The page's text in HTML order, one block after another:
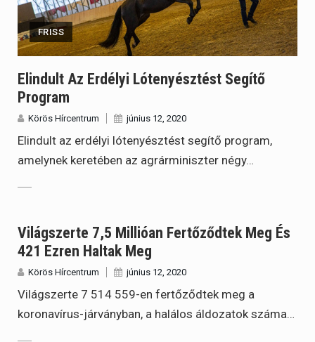
FRISS
Elindult Az Erdélyi Lótenyésztést Segítő
Program
Körös Hírcentrum június 12, 2020
Elindult az erdélyi lótenyésztést segítő program,
amelynek keretében az agrárminiszter négy…
Világszerte 7,5 Millióan Fertőződtek Meg És
421 Ezren Haltak Meg
Körös Hírcentrum június 12, 2020
Világszerte 7 514 559-en fertőződtek meg a
koronavírus-járványban, a halálos áldozatok száma…